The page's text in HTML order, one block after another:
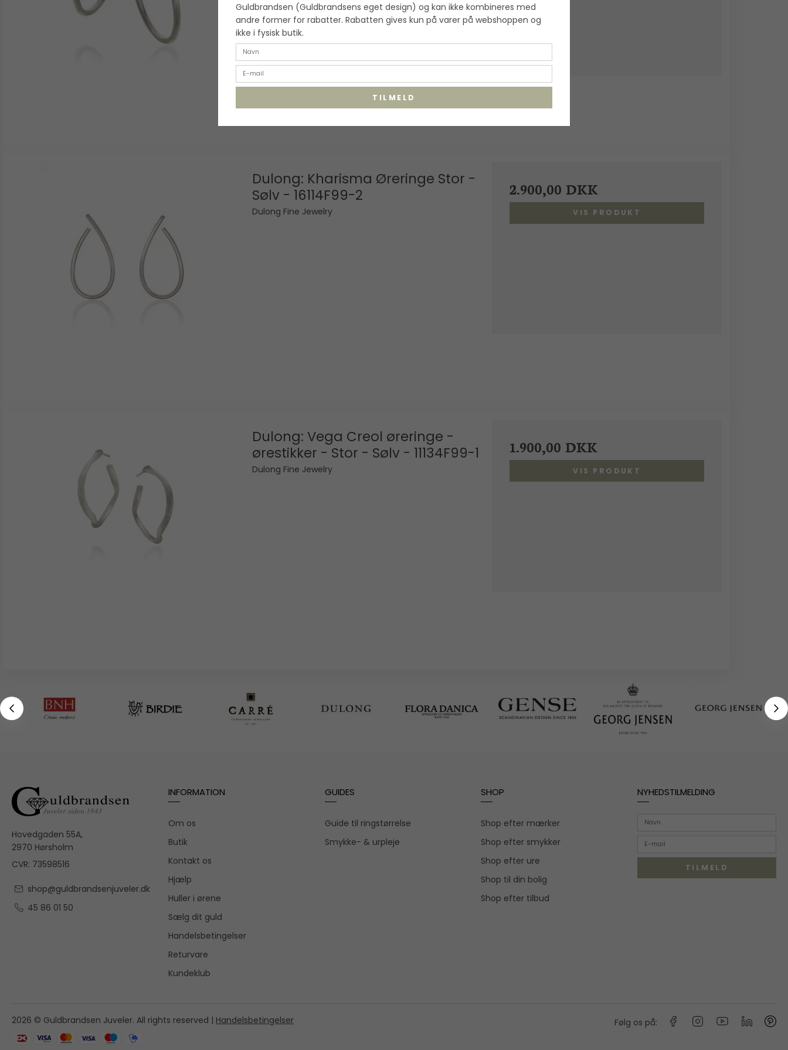
Dulong: Kharisma Øreringe Stor -
Sølv - 16114F99-2
Dulong Fine Jewelry
2.900,00 DKK
VIS PRODUKT
Dulong: Vega Creol øreringe -
ørestikker - Stor - Sølv - 11134F99-1
Dulong Fine Jewelry
1.900,00 DKK
VIS PRODUKT
Hovedgaden 55A,
2970 Hørsholm
CVR: 73598516
shop@guldbrandsenjuveler.dk
45 86 01 50
INFORMATION
Om os
Butik
Kontakt os
Hjælp
Huller i ørene
Sælg dit guld
Handelsbetingelser
Returvare
Kundeklub
GUIDES
Guide til ringstørrelse
Smykke- & urpleje
SHOP
Shop efter mærker
Shop efter smykker
Shop efter ure
Shop til din bolig
Shop efter tilbud
NYHEDSTILMELDING
TILMELD
2026 © Guldbrandsen Juveler. All rights reserved | Handelsbetingelser Følg os på:
Guldbrandsen (Guldbrandsens eget design) og kan ikke kombineres med
andre former for rabatter. Rabatten gives kun på varer på webshoppen og
ikke i fysisk butik.
TILMELD